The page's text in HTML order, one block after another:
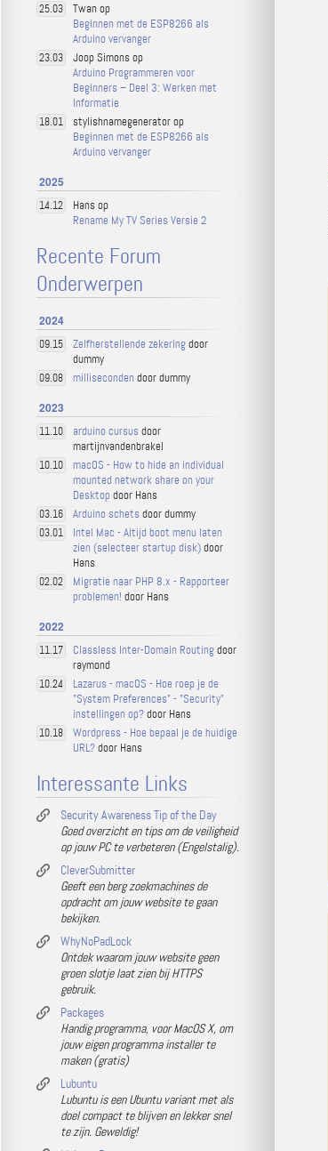
25.03
Twan op
Beginnen met de ESP8266 als
Arduino vervanger
23.03
Joop Simons op
Arduino Programmeren voor
Beginners – Deel 3: Werken met
Informatie
18.01
stylishnamegenerator op
Beginnen met de ESP8266 als
Arduino vervanger
2025
14.12
Hans op
Rename My TV Series Versie 2
Recente Forum
Onderwerpen
2024
09.15 Zelfherstellende zekeringdoor
dummy
09.08 milliseconden door dummy
2023
11.10 arduino cursus door
martijnvandenbrakel
10.10
macOS - How to hide an individual
mounted network share on your
Desktop door Hans
03.16 Arduino schets door dummy
03.01
Intel Mac - Altijd boot menu laten
zien (selecteer startup disk)door
Hans
02.02
Migratie naar PHP 8.x - Rapporteer
problemen! door Hans
2022
11.17 Classless Inter-Domain Routingdoor
raymond
10.24
Lazarus - macOS - Hoe roep je de
"System Preferences" - "Security"
instellingen op?door Hans
10.18
Wordpress - Hoe bepaal je de huidige
URL?door Hans
Interessante Links
Security Awareness Tip of the Day
Goed overzicht en tips om de veiligheid
op jouw PC te verbeteren (Engelstalig).
CleverSubmitter
Geeft een berg zoekmachines de
opdracht om jouw website te gaan
bekijken.
WhyNoPadLock
Ontdek waarom jouw website geen
groen slotje laat zien bij HTTPS
gebruik.
Packages
Handig programma, voor MacOS X, om
jouw eigen programma installer te
maken (gratis)
Lubuntu
Lubuntu is een Ubuntu variant met als
doel compact te blijven en lekker snel
te zijn. Geweldig!